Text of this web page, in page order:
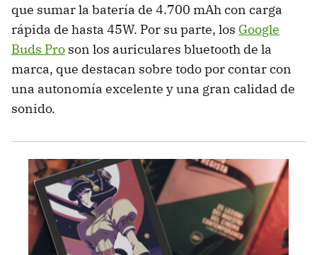
que sumar la batería de 4.700 mAh con carga
rápida de hasta 45W. Por su parte, los Google
Buds Pro son los auriculares bluetooth de la
marca, que destacan sobre todo por contar con
una autonomía excelente y una gran calidad de
sonido.